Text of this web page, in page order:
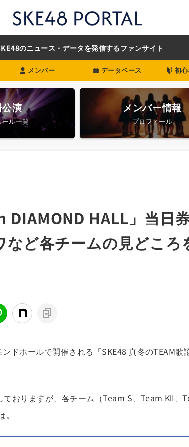
のニュース・データを発信するファンサイト
メンバー データベース 初
演
ール一覧
メンバー情報
プロフィール
DIAMOND HALL」当日
ど各チームの見どころ
ドホールで開催される「SKE48 真冬のTEAM歌
おりますが、各チーム（Team S、Team KⅡ、